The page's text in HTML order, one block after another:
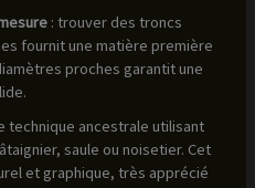
: trouver des troncs
fournit une matière première
proches garantit une
technique ancestrale utilisant
saule ou noisetier. Cet
et graphique, très apprécié